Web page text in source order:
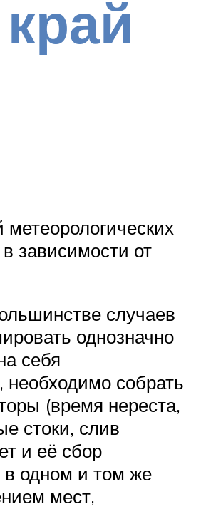
зависимости от
случаев
однозначно
себя
необходимо собрать
(время нереста,
стоки, слив
и её сбор
в одном и том же
мест,